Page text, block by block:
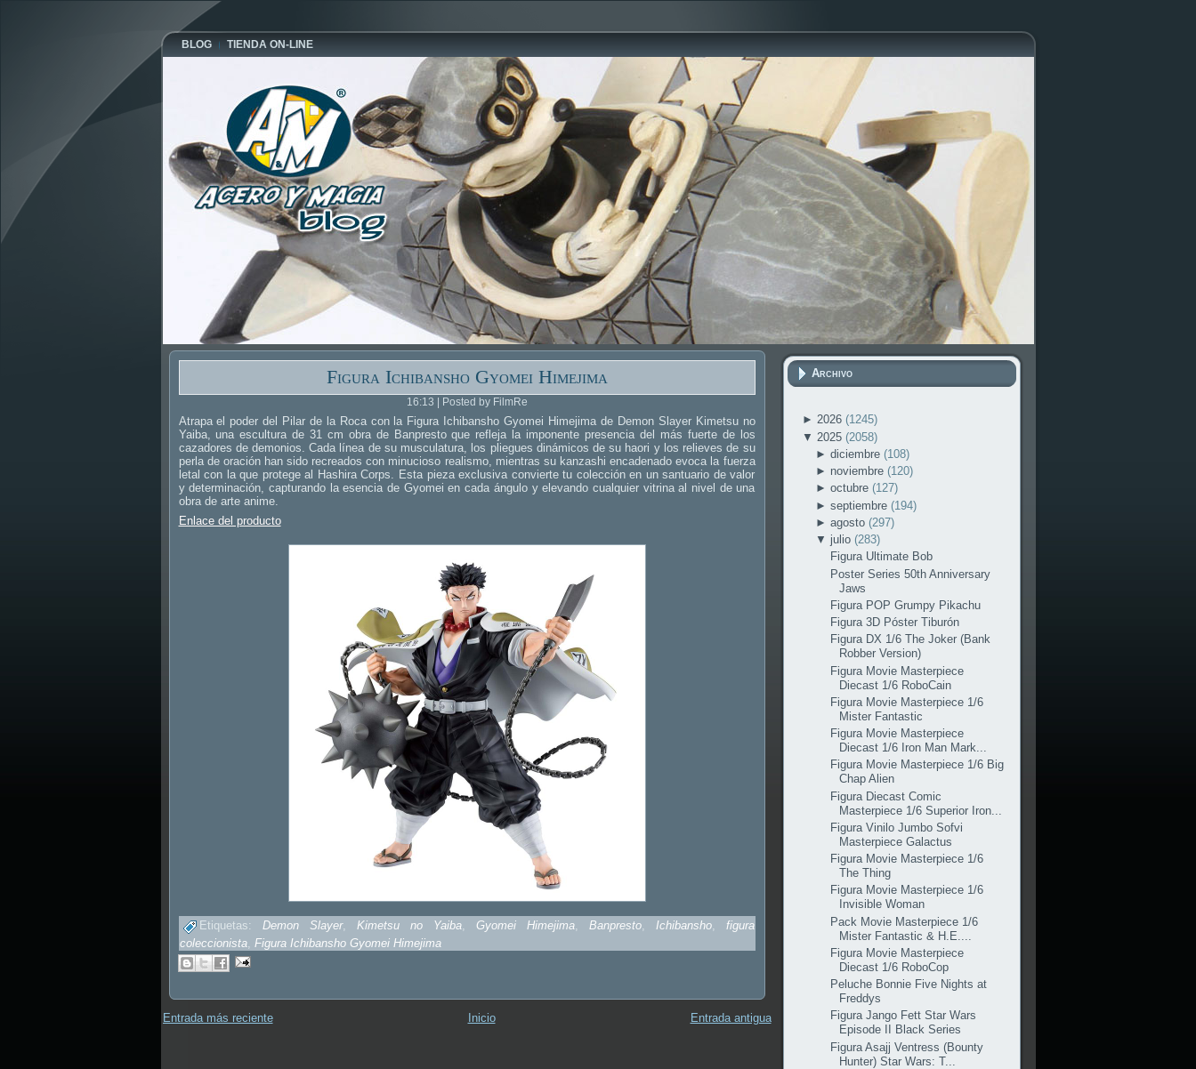
BLOG TIENDA ON-LINE
Figura Ichibansho Gyomei Himejima
16:13 | Posted by FilmRe
Atrapa el poder del Pilar de la Roca con la Figura Ichibansho Gyomei Himejima de Demon Slayer Kimetsu no
Yaiba, una escultura de 31 cm obra de Banpresto que refleja la imponente presencia del más fuerte de los
cazadores de demonios. Cada línea de su musculatura, los pliegues dinámicos de su haori y los relieves de su
perla de oración han sido recreados con minucioso realismo, mientras su kanzashi encadenado evoca la fuerza
letal con la que protege al Hashira Corps. Esta pieza exclusiva convierte tu colección en un santuario de valor
y determinación, capturando la esencia de Gyomei en cada ángulo y elevando cualquier vitrina al nivel de una
obra de arte anime.
Enlace del producto
Etiquetas: Demon Slayer, Kimetsu no Yaiba, Gyomei Himejima, Banpresto, Ichibansho, figura
coleccionista, Figura Ichibansho Gyomei Himejima
Entrada más reciente Entrada antigua
Inicio
Archivo
► 2026 (1245)
▼ 2025 (2058)
►diciembre(108)
► noviembre(120)
►octubre(127)
►septiembre(194)
►agosto(297)
▼ julio(283)
Figura Ultimate Bob
Poster Series 50th Anniversary
Jaws
Figura POP Grumpy Pikachu
Figura 3D Póster Tiburón
Figura DX 1/6 The Joker (Bank
Robber Version)
Figura Movie Masterpiece
Diecast 1/6 RoboCain
Figura Movie Masterpiece 1/6
Mister Fantastic
Figura Movie Masterpiece
Diecast 1/6 Iron Man Mark...
Figura Movie Masterpiece 1/6 Big
Chap Alien
Figura Diecast Comic
Masterpiece 1/6 Superior Iron...
Figura Vinilo Jumbo Sofvi
Masterpiece Galactus
Figura Movie Masterpiece 1/6
The Thing
Figura Movie Masterpiece 1/6
Invisible Woman
Pack Movie Masterpiece 1/6
Mister Fantastic & H.E....
Figura Movie Masterpiece
Diecast 1/6 RoboCop
Peluche Bonnie Five Nights at
Freddys
Figura Jango Fett Star Wars
Episode II Black Series
Figura Asajj Ventress (Bounty
Hunter) Star Wars: T...